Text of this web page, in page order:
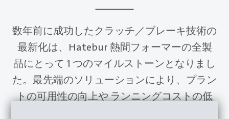
数年前に成功したクラッチ／ブレーキ技術の
最新化は、Hatebur 熱間フォーマーの全製
品にとって 1 つのマイルストーンとなりまし
た。最先端のソリューションにより、プラン
トの可用性の向上や ランニングコストの低